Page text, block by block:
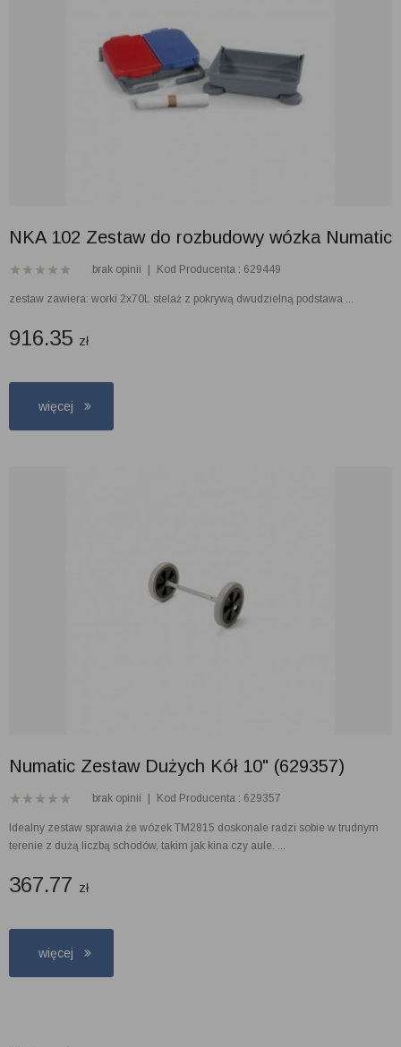
NKA 102 Zestaw do rozbudowy wózka Numatic
brak opinii Kod Producenta : 629449
zestaw zawiera: worki 2x70L stelaż z pokrywą dwudzielną podstawa ...
916.35 zł
więcej
Numatic Zestaw Dużych Kół 10" (629357)
brak opinii Kod Producenta : 629357
Idealny zestaw sprawia że wózek TM2815 doskonale radzi sobie w trudnym
terenie z dużą liczbą schodów, takim jak kina czy aule. ...
367.77 zł
więcej